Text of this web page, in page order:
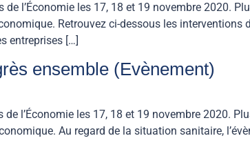
l’Économie les 17, 18 et 19 novembre 2020.
Retrouvez ci-dessous les interventions
entreprises […]
ensemble (Evènement)
l’Économie les 17, 18 et 19 novembre 2020.
Au regard de la situation sanitaire,